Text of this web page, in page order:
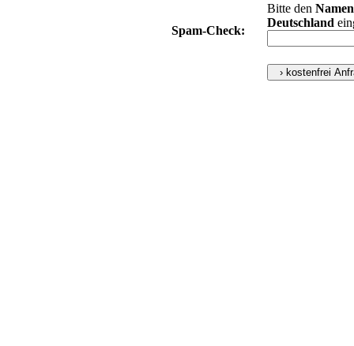
Spam-Check:
Bitte den Namen
Deutschland